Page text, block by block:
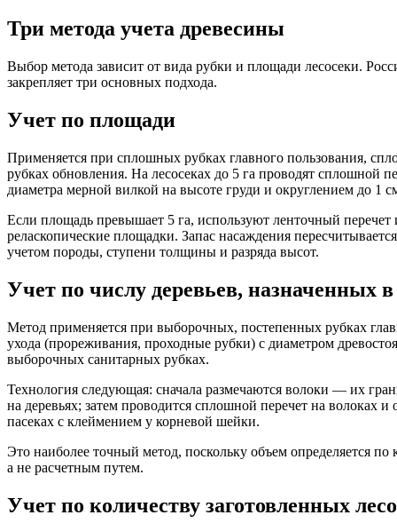
Три метода учета древесины
Выбор метода зависит от вида рубки и площади лесосеки.
закрепляет три основных подхода.
Учет по площади
Применяется при сплошных рубках главного пользования,
рубках обновления. На лесосеках до 5 га проводят сплошной
диаметра мерной вилкой на высоте груди и округлением до 1
Если площадь превышает 5 га, используют ленточный перечет
реласкопические площадки. Запас насаждения
учетом породы, ступени толщины и разряда высот.
Учет по числу деревьев, назначенных
Метод применяется при выборочных, постепенных рубках
ухода (прореживания, проходные рубки) с диаметром
выборочных санитарных рубках.
Технология следующая: сначала размечаются волоки — их
на деревьях; затем проводится сплошной перечет на волоках и
пасеках с клеймением у корневой шейки.
Это наиболее точный метод, поскольку объем определяется по
а не расчетным путем.
Учет по количеству заготовленных